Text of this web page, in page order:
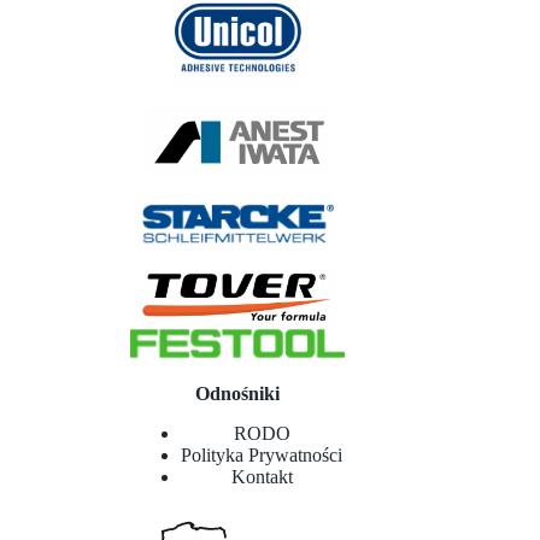
Odnośniki
RODO
Polityka Prywatności
Kontakt